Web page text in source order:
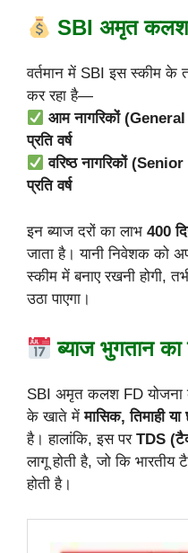
SBI अमृत कलश
वर्तमान में SBI इस स्कीम के
कर रहा है—
आम नागरिकों
प्रति वर्ष
वरिष्ठ नागरिकों
प्रति वर्ष
इन ब्याज दरों का लाभ 400
जाता है। यानी निवेशक को
स्कीम में बनाए रखनी होगी,
उठा पाएगा।
ब्याज भुगतान का
SBI अमृत कलश FD योजना
के खाते मेंमासिक, तिमाही
है। हालांकि, इस पर TDS
लागू होती है, जो कि भारतीय
होती है।